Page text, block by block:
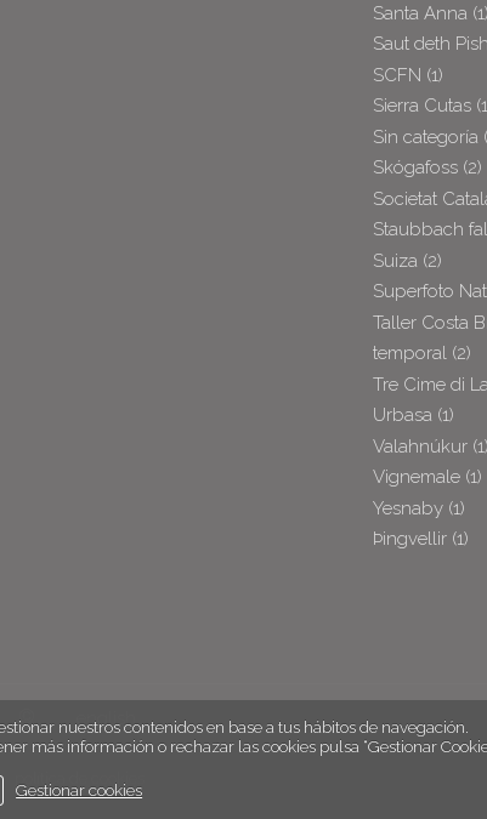
Santa Anna (1)
Saut deth Pish
SCFN (1)
Sierra Cutas
Sin categoría
Skógafoss (2)
Societat
Staubbach
Suiza (2)
Superfoto
Taller Costa
temporal (2)
Tre Cime di
Urbasa (1)
Valahnúkur (1)
Vignemale (1)
Yesnaby (1)
Þingvellir (1)
english
política de cookies
nuestros contenidos en base a tus hábitos de navegación.
más información o rechazar las cookies pulsa “Gestionar
Gestionar cookies